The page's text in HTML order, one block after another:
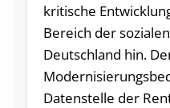
kritische
Bereich der
Deutschland hin.
Datenstelle der